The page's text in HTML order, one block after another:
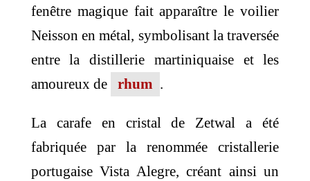
fenêtre magique fait apparaître le voilier
Neisson en métal, symbolisant la traversée
entre la distillerie martiniquaise et les
amoureux de
rhum .
La carafe en cristal de Zetwal a été
fabriquée par la renommée cristallerie
portugaise Vista Alegre, créant ainsi un